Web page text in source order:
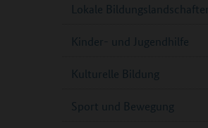
Lokale
Kinder- und Jugendhilfe
Kulturelle Bildung
Sport und Bewegung